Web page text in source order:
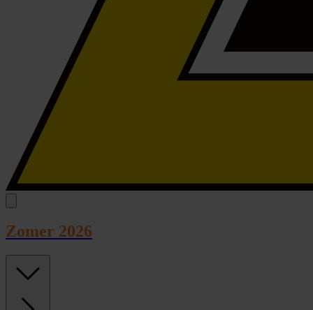
Zomer 2026